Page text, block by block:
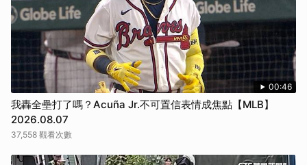
00:46
我轟全壘打了嗎？Acuña Jr.不可置信表情成焦點【MLB】
2026.08.07
37,558 觀看次數